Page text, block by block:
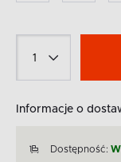
Informacje o
Dostępność: